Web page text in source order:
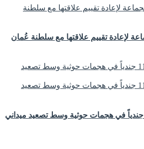
لإعادة تقييم علاقتها مع سلطنة عُمان
مأرب: مقتل وإصابة 11 جندياً في هجمات حوثية وسط تصعيد ميداني